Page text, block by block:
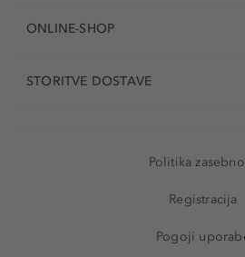
ONLINE-SHOP
STORITVE DOSTAVE
Politika
Registracija
Pogoji